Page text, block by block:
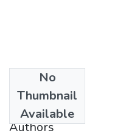
No
Thumbnail
Available
2014
Authors